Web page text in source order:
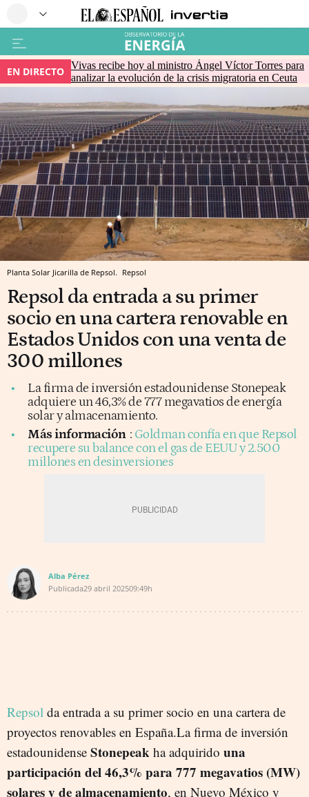
EN DIRECTO Vivas recibe hoy al ministro Ángel Víctor Torres para
analizar la evolución de la crisis migratoria en Ceuta
Planta Solar Jicarilla de Repsol. Repsol
Repsol da entrada a su primer
socio en una cartera renovable en
Estados Unidos con una venta de
300 millones
La firma de inversión estadounidense Stonepeak
adquiere un 46,3% de 777 megavatios de energía
solar y almacenamiento.
Más información : Goldman confía en que Repsol
recupere su balance con el gas de EEUU y 2.500
millones en desinversiones
Alba Pérez
Publicada29 abril 202509:49h
Repsol da entrada a su primer socio en una cartera de
proyectos renovables en España.La firma de inversión
estadounidense Stonepeak ha adquirido una
participación del 46,3% para 777 megavatios (MW)
solares y de almacenamiento, en Nuevo México y